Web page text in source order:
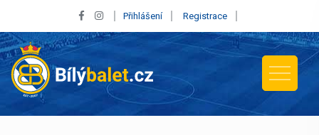
Přihlášení Registrace